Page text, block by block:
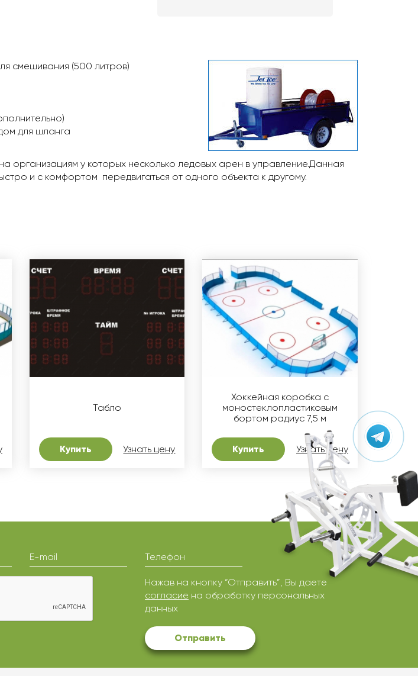
смешивания (500 литров)
для шланга
организациям у которых несколько ледовых арен в управление.Данная
и с комфортом передвигаться от одного объекта к другому.
Табло
Купить Узнать цену
Хоккейная коробка с
моностеклопластиковым
бортом радиус 7,5 м
Купить Узнать цену
E-mail Телефон
Нажав на кнопку “Отправить”, Вы даете
согласие на обработку персональных
данных
Отправить